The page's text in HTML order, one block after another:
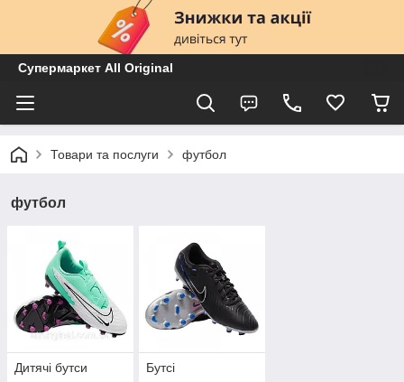
Супермаркет All Original
Товари та послуги футбол
футбол
Дитячі бутси Бутсі